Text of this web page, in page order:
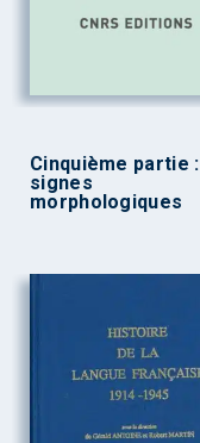
Cinquième partie :
signes
morphologiques